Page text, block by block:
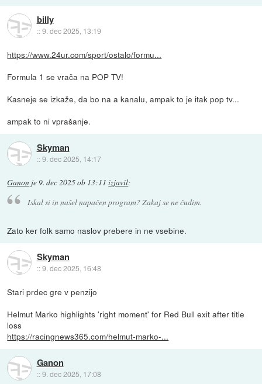
billy
::9. dec 2025, 13:19
https://www.24ur.com/sport/ostalo/formu...
Formula 1 se vrača na POP TV!
Kasneje se izkaže, da bo na a kanalu, ampak to je itak pop tv...
ampak to ni vprašanje.
Skyman
::9. dec 2025, 14:17
Ganon je9. dec 2025 ob 13:11 izjavil:
Iskal si in našel napačen program? Zakaj se ne čudim.
Zato ker folk samo naslov prebere in ne vsebine.
Skyman
::9. dec 2025, 16:48
Stari prdec gre v penzijo
Helmut Marko highlights 'right moment' for Red Bull exit after title
loss
https://racingnews365.com/helmut-marko-...
Ganon
::9. dec 2025, 17:08